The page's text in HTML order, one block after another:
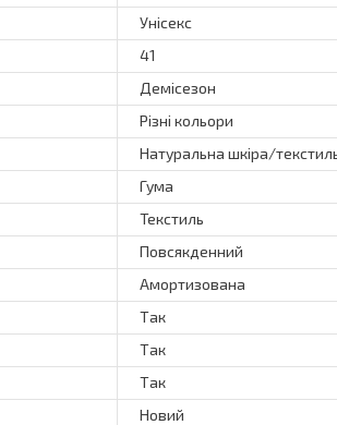
Унісекс
41
Демісезон
Різні кольори
Натуральна шкіра/
Гума
Текстиль
Повсякденний
Амортизована
Так
Так
Так
Новий